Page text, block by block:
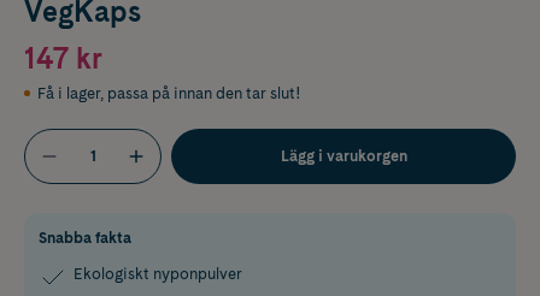
VegKaps
147 kr
Få i lager, passa på innan den tar slut!
Lägg i varukorgen
Snabba fakta
Ekologiskt nyponpulver